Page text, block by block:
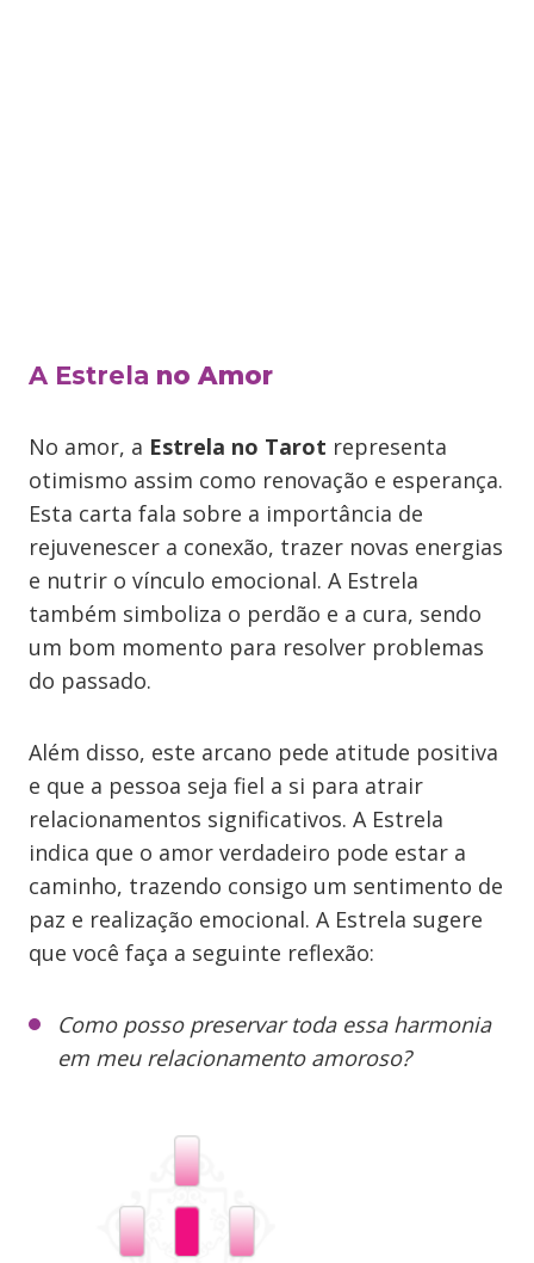
A Estrela no Amor
No amor, a Estrela no Tarot representa
otimismo assim como renovação e esperança.
Esta carta fala sobre a importância de
rejuvenescer a conexão, trazer novas energias
e nutrir o vínculo emocional. A Estrela
também simboliza o perdão e a cura, sendo
um bom momento para resolver problemas
do passado.
Além disso, este arcano pede atitude positiva
e que a pessoa seja fiel a si para atrair
relacionamentos significativos. A Estrela
indica que o amor verdadeiro pode estar a
caminho, trazendo consigo um sentimento de
paz e realização emocional. A Estrela sugere
que você faça a seguinte reflexão:
Como posso preservar toda essa harmonia
em meu relacionamento amoroso?